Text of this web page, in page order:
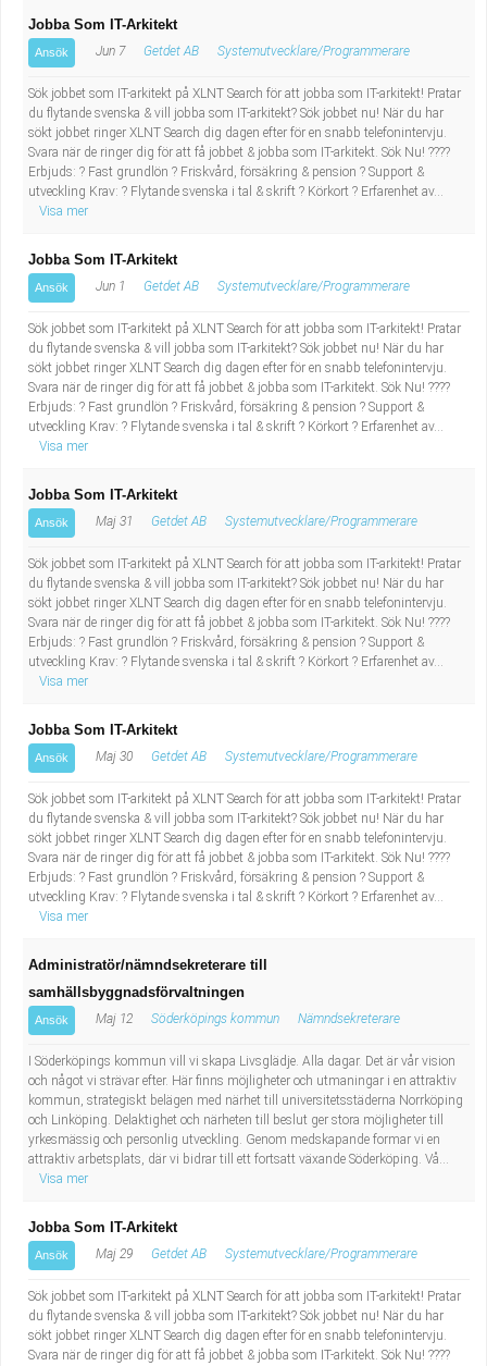
Jobba Som IT-Arkitekt
Ansök Jun 7 Getdet AB Systemutvecklare/Programmerare
Sök jobbet som IT-arkitekt på XLNT Search för att jobba som IT-arkitekt! Pratar
du flytande svenska & vill jobba som IT-arkitekt? Sök jobbet nu! När du har
sökt jobbet ringer XLNT Search dig dagen efter för en snabb telefonintervju.
Svara när de ringer dig för att få jobbet & jobba som IT-arkitekt. Sök Nu! ????
Erbjuds: ? Fast grundlön ? Friskvård, försäkring & pension ? Support &
utveckling Krav: ? Flytande svenska i tal & skrift ? Körkort ? Erfarenhet av...
Visa mer
Jobba Som IT-Arkitekt
Ansök Jun 1 Getdet AB Systemutvecklare/Programmerare
Sök jobbet som IT-arkitekt på XLNT Search för att jobba som IT-arkitekt! Pratar
du flytande svenska & vill jobba som IT-arkitekt? Sök jobbet nu! När du har
sökt jobbet ringer XLNT Search dig dagen efter för en snabb telefonintervju.
Svara när de ringer dig för att få jobbet & jobba som IT-arkitekt. Sök Nu! ????
Erbjuds: ? Fast grundlön ? Friskvård, försäkring & pension ? Support &
utveckling Krav: ? Flytande svenska i tal & skrift ? Körkort ? Erfarenhet av...
Visa mer
Jobba Som IT-Arkitekt
Ansök Maj 31 Getdet AB Systemutvecklare/Programmerare
Sök jobbet som IT-arkitekt på XLNT Search för att jobba som IT-arkitekt! Pratar
du flytande svenska & vill jobba som IT-arkitekt? Sök jobbet nu! När du har
sökt jobbet ringer XLNT Search dig dagen efter för en snabb telefonintervju.
Svara när de ringer dig för att få jobbet & jobba som IT-arkitekt. Sök Nu! ????
Erbjuds: ? Fast grundlön ? Friskvård, försäkring & pension ? Support &
utveckling Krav: ? Flytande svenska i tal & skrift ? Körkort ? Erfarenhet av...
Visa mer
Jobba Som IT-Arkitekt
Ansök Maj 30 Getdet AB Systemutvecklare/Programmerare
Sök jobbet som IT-arkitekt på XLNT Search för att jobba som IT-arkitekt! Pratar
du flytande svenska & vill jobba som IT-arkitekt? Sök jobbet nu! När du har
sökt jobbet ringer XLNT Search dig dagen efter för en snabb telefonintervju.
Svara när de ringer dig för att få jobbet & jobba som IT-arkitekt. Sök Nu! ????
Erbjuds: ? Fast grundlön ? Friskvård, försäkring & pension ? Support &
utveckling Krav: ? Flytande svenska i tal & skrift ? Körkort ? Erfarenhet av...
Visa mer
Administratör/nämndsekreterare till
samhällsbyggnadsförvaltningen
Ansök Maj 12 Söderköpings kommun Nämndsekreterare
I Söderköpings kommun vill vi skapa Livsglädje. Alla dagar. Det är vår vision
och något vi strävar efter. Här finns möjligheter och utmaningar i en attraktiv
kommun, strategiskt belägen med närhet till universitetsstäderna Norrköping
och Linköping. Delaktighet och närheten till beslut ger stora möjligheter till
yrkesmässig och personlig utveckling. Genom medskapande formar vi en
attraktiv arbetsplats, där vi bidrar till ett fortsatt växande Söderköping. Vå...
Visa mer
Jobba Som IT-Arkitekt
Ansök Maj 29 Getdet AB Systemutvecklare/Programmerare
Sök jobbet som IT-arkitekt på XLNT Search för att jobba som IT-arkitekt! Pratar
du flytande svenska & vill jobba som IT-arkitekt? Sök jobbet nu! När du har
sökt jobbet ringer XLNT Search dig dagen efter för en snabb telefonintervju.
Svara när de ringer dig för att få jobbet & jobba som IT-arkitekt. Sök Nu! ????